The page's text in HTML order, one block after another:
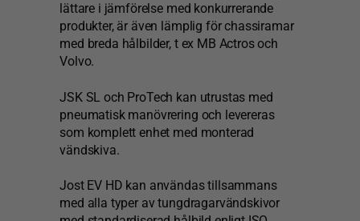
lättare i jämförelse med konkurrerande
produkter, är även lämplig för chassiramar
med breda hålbilder, t ex MB Actros och
Volvo.
JSK SL och ProTech kan utrustas med
pneumatisk manövrering och levereras
som komplett enhet med monterad
vändskiva.
Jost EV HD kan användas tillsammans
med alla typer av tungdragarvändskivor